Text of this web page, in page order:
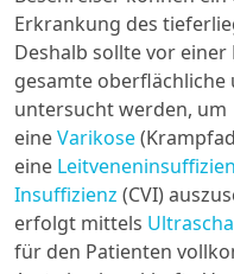
Erkrankung des
Deshalb sollte vor
gesamte oberflächliche
untersucht werden, um
eineVarikose
eine
Insuffizienz (CVI)
erfolgt mittels
für den Patienten